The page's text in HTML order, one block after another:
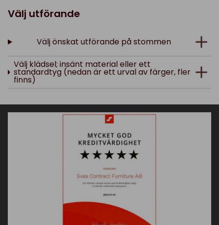
Välj utförande
Välj önskat utförande på stommen
Välj klädsel; insänt material eller ett
standardtyg (nedan är ett urval av färger, fler
finns)